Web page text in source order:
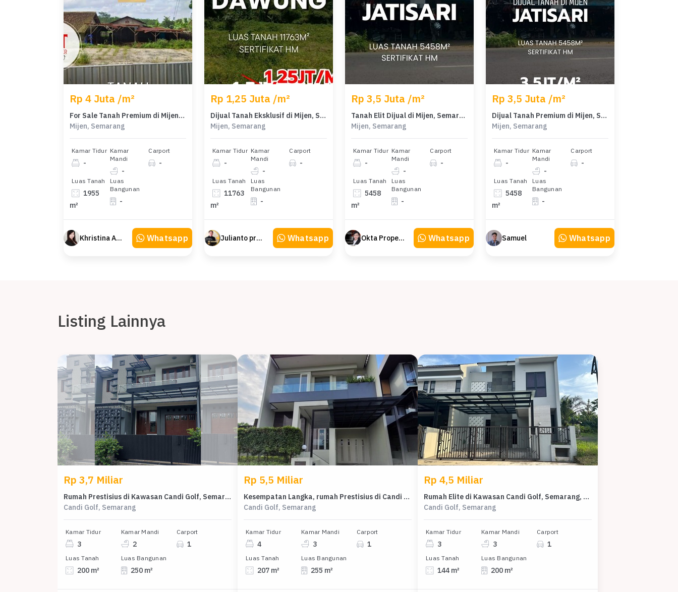
Rp 4 Juta /m²
For Sale Tanah Premium di Mijen, Semarang, LT 1955m²
Mijen, Semarang
Kamar Tidur
-
Kamar
Mandi
-
Carport
-
Luas Tanah
1955
m²
Luas
Bangunan
-
Khristina Atmodjo Whatsapp
Rp 1,25 Juta /m²
Dijual Tanah Eksklusif di Mijen, Semarang, LT 11763m²
Mijen, Semarang
Kamar Tidur
-
Kamar
Mandi
-
Carport
-
Luas Tanah
11763
m²
Luas
Bangunan
-
Julianto property Julianto Whatsapp
Rp 3,5 Juta /m²
Tanah Elit Dijual di Mijen, Semarang, Harga 19,1 Miliar
Mijen, Semarang
Kamar Tidur
-
Kamar
Mandi
-
Carport
-
Luas Tanah
5458
m²
Luas
Bangunan
-
Okta Property Whatsapp
Rp 3,5 Juta /m²
Dijual Tanah Premium di Mijen, Semarang, LT 5458m²
Mijen, Semarang
Kamar Tidur
-
Kamar
Mandi
-
Carport
-
Luas Tanah
5458
m²
Luas
Bangunan
-
Samuel Whatsapp
Listing Lainnya
Rp 3,7 Miliar
Rumah Prestisius di Kawasan Candi Golf, Semarang, LB 250m², Harga 3,7 Miliar
Candi Golf, Semarang
Kamar Tidur
3
Kamar Mandi
2
Carport
1
Luas Tanah
200 m²
Luas Bangunan
250 m²
Rp 5,5 Miliar
Kesempatan Langka, rumah Prestisius di Candi Golf, Semarang, LB 255m²
Candi Golf, Semarang
Kamar Tidur
4
Kamar Mandi
3
Carport
1
Luas Tanah
207 m²
Luas Bangunan
255 m²
Rp 4,5 Miliar
Rumah Elite di Kawasan Candi Golf, Semarang, LB 200m², Harga 4,5 Miliar
Candi Golf, Semarang
Kamar Tidur
3
Kamar Mandi
3
Carport
1
Luas Tanah
144 m²
Luas Bangunan
200 m²